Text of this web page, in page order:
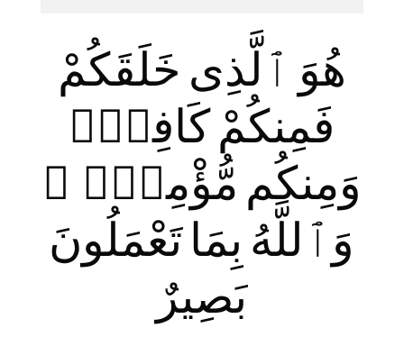
هُوَ ٱلَّذِى خَلَقَكُمْ
فَمِنكُمْ كَافِرٌۭ
وَمِنكُم مُّؤْمِنٌۭ ۚ
وَٱللَّهُ بِمَا تَعْمَلُونَ
بَصِيرٌ